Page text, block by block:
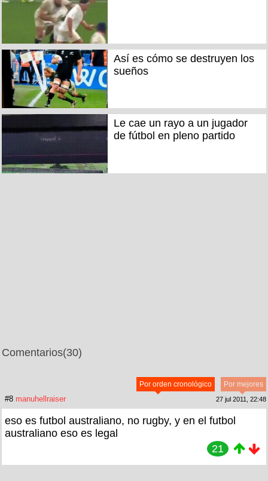
Así es cómo se destruyen los
sueños
Le cae un rayo a un jugador
de fútbol en pleno partido
Comentarios(30)
Por mejores
Por orden cronológico
#8 manuhellraiser 27 jul 2011, 22:48
eso es futbol australiano, no rugby, y en el futbol
australiano eso es legal
21